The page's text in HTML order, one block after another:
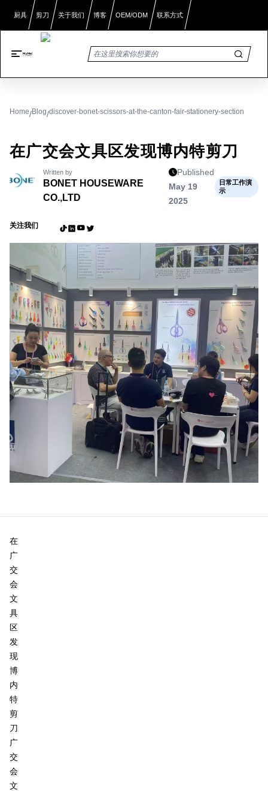
厨具 剪刀 关于我们 博客 OEM/ODM 联系方式
Home/Blog/discover-bonet-scissors-at-the-canton-fair-stationery-section
在广交会文具区发现博内特剪刀
Written by
BONET HOUSEWARE
CO.,LTD
Published
May 19
2025
日常工作演
示
关注我们
在
广
交
会
文
具
区
发
现
博
内
特
剪
刀
广
交
会
文